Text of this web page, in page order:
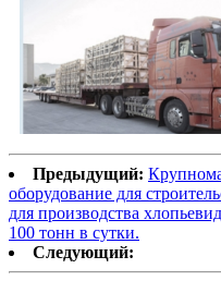
Предыдущий:
оборудование для
для производства
100 тонн в сутки.
Следующий: